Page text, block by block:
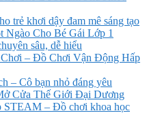
trẻ khơi dậy đam mê sáng tạo
Ngào Cho Bé Gái Lớp 1
sâu, dễ hiểu
– Đồ Chơi Vận Động Hấp
– Cô bạn nhỏ đáng yêu
Cửa Thế Giới Đại Dương
STEAM – Đồ chơi khoa học